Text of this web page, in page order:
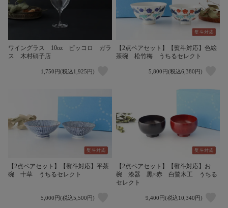
ワイングラス 10oz ピッコロ ガラ
ス 木村硝子店
1,750円(税込1,925円)
【2点ペアセット】【熨斗対応】色絵
茶碗 松竹梅 うちるセレクト
5,800円(税込6,380円)
【2点ペアセット】【熨斗対応】平茶
碗 十草 うちるセレクト
5,000円(税込5,500円)
【2点ペアセット】【熨斗対応】お
椀 漆器 黒×赤 白鷺木工 うちる
セレクト
9,400円(税込10,340円)